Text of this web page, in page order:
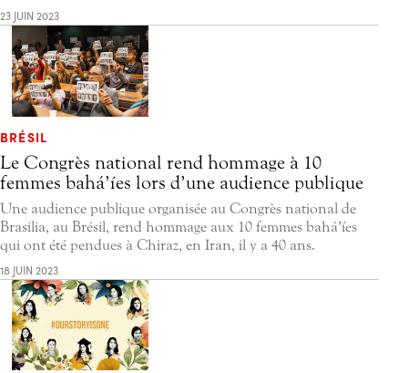
23 JUIN 2023
BRÉSIL
Le Congrès national rend hommage à 10
femmes bahá’íes lors d’une audience publique
Une audience publique organisée au Congrès national de
Brasilia, au Brésil, rend hommage aux 10 femmes bahá’íes
qui ont été pendues à Chiraz, en Iran, il y a 40 ans.
18 JUIN 2023